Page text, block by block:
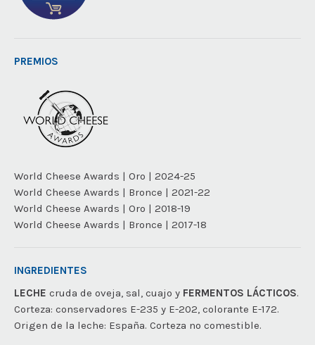
PREMIOS
World Cheese Awards | Oro | 2024-25
World Cheese Awards | Bronce | 2021-22
World Cheese Awards | Oro | 2018-19
World Cheese Awards | Bronce | 2017-18
INGREDIENTES
LECHE cruda de oveja, sal, cuajo y FERMENTOS LÁCTICOS.
Corteza: conservadores E-235 y E-202, colorante E-172.
Origen de la leche: España. Corteza no comestible.